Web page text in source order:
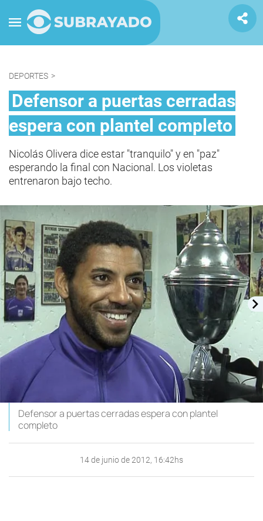
DEPORTES >
Defensor a puertas cerradas
espera con plantel completo
Nicolás Olivera dice estar "tranquilo" y en "paz"
esperando la final con Nacional. Los violetas
entrenaron bajo techo.
Defensor a puertas cerradas espera con plantel
completo
14 de junio de 2012, 16:42hs